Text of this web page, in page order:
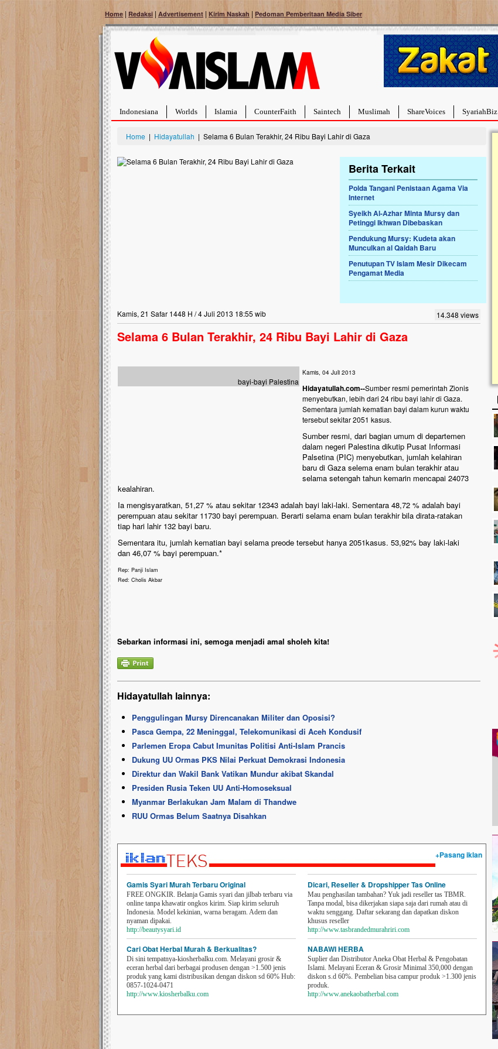
Home | Redaksi | Advertisement | Kirim Naskah | Pedoman Pemberitaan Media Siber
Indonesiana Worlds Islamia CounterFaith Saintech Muslimah ShareVoices SyariahBiz
Home | Hidayatullah | Selama 6 Bulan Terakhir, 24 Ribu Bayi Lahir di Gaza
Berita Terkait
Polda Tangani Penistaan Agama Via
Internet
Syeikh Al-Azhar Minta Mursy dan
Petinggi Ikhwan Dibebaskan
Pendukung Mursy: Kudeta akan
Munculkan al Qaidah Baru
Penutupan TV Islam Mesir Dikecam
Pengamat Media
Kamis, 21 Safar 1448 H / 4 Juli 2013 18:55 wib 14.348 views
Selama 6 Bulan Terakhir, 24 Ribu Bayi Lahir di Gaza
bayi-bayi Palestina
Kamis, 04 Juli 2013
Hidayatullah.com--Sumber resmi pemerintah Zionis
menyebutkan, lebih dari 24 ribu bayi lahir di Gaza.
Sementara jumlah kematian bayi dalam kurun waktu
tersebut sekitar 2051 kasus.
Sumber resmi, dari bagian umum di departemen
dalam negeri Palestina dikutip Pusat Informasi
Palsetina (PIC) menyebutkan, jumlah kelahiran
baru di Gaza selema enam bulan terakhir atau
selama setengah tahun kemarin mencapai 24073
kealahiran.
Ia mengisyaratkan, 51,27 % atau sekitar 12343 adalah bayi laki-laki. Sementara 48,72 % adalah bayi
perempuan atau sekitar 11730 bayi perempuan. Berarti selama enam bulan terakhir bila dirata-ratakan
tiap hari lahir 132 bayi baru.
Sementara itu, jumlah kematian bayi selama preode tersebut hanya 2051kasus. 53,92% bay laki-laki
dan 46,07 % bayi perempuan.*
Rep: Panji Islam
Red: Cholis Akbar
Sebarkan informasi ini, semoga menjadi amal sholeh kita!
Hidayatullah lainnya:
Penggulingan Mursy Direncanakan Militer dan Oposisi?
Pasca Gempa, 22 Meninggal, Telekomunikasi di Aceh Kondusif
Parlemen Eropa Cabut Imunitas Politisi Anti-Islam Prancis
Dukung UU Ormas PKS Nilai Perkuat Demokrasi Indonesia
Direktur dan Wakil Bank Vatikan Mundur akibat Skandal
Presiden Rusia Teken UU Anti-Homoseksual
Myanmar Berlakukan Jam Malam di Thandwe
RUU Ormas Belum Saatnya Disahkan
+Pasang iklan
Gamis Syari Murah Terbaru Original
FREE ONGKIR. Belanja Gamis syari dan jilbab terbaru via
online tanpa khawatir ongkos kirim. Siap kirim seluruh
Indonesia. Model kekinian, warna beragam. Adem dan
nyaman dipakai.
http://beautysyari.id
Cari Obat Herbal Murah & Berkualitas?
Di sini tempatnya-kiosherbalku.com. Melayani grosir &
eceran herbal dari berbagai produsen dengan >1.500 jenis
produk yang kami distribusikan dengan diskon sd 60% Hub:
0857-1024-0471
http://www.kiosherbalku.com
Dicari, Reseller & Dropshipper Tas Online
Mau penghasilan tambahan? Yuk jadi reseller tas TBMR.
Tanpa modal, bisa dikerjakan siapa saja dari rumah atau di
waktu senggang. Daftar sekarang dan dapatkan diskon
khusus reseller
http://www.tasbrandedmurahriri.com
NABAWI HERBA
Suplier dan Distributor Aneka Obat Herbal & Pengobatan
Islami. Melayani Eceran & Grosir Minimal 350,000 dengan
diskon s.d 60%. Pembelian bisa campur produk >1.300 jenis
produk.
http://www.anekaobatherbal.com
Palestina Masih Berduka, Ayo Ulurkan
Tangan Bantu Mereka
Sahabat, Ulurtangan mari kirimkan dukungan
terbaikmu untuk warga Palestina di Gaza demi
menguatkan mereka menghadapi situasi
mencekam ini. Mari dukung mereka dengan
berdonasi dengan cara:...
Ulurtangan Bersama PDUI Kota Bekasi
Safari Wakaf Qur'an dan Tebar
Sembako ke Pelosok Negeri
Mari bergabung dalam memperkuat jaringan
kebaikan di pelosok negeri dengan Wakaf Al-
Qur'an. Jangan ragu untuk menjadi bagian dari
kebaikan ini. Abadikan harta dengan wakaf Al-
Qur'an dan saksikan...